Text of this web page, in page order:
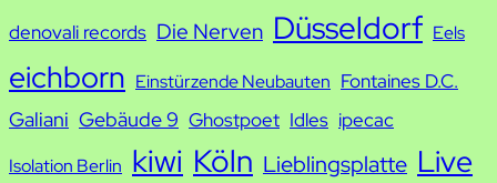
denovali records Die Nerven Düsseldorf Eels
eichborn Einstürzende Neubauten Fontaines D.C.
Galiani Gebäude 9 Ghostpoet Idles ipecac
Isolation Berlin kiwi Köln Lieblingsplatte Live